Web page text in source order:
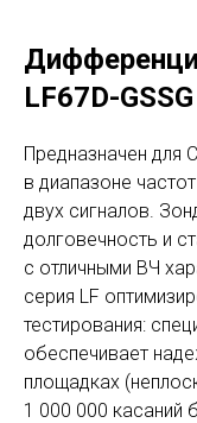
LF67D-GSSG
Предназначен для
в диапазоне
двух сигналов.
долговечность и
с отличными ВЧ
серия LF
тестирования:
обеспечивает
площадках
1 000 000 касаний